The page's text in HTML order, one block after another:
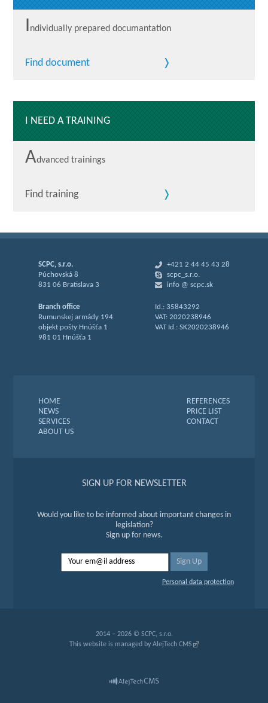
Individually prepared documantation
Find document
I NEED A TRAINING
Advanced trainings
Find training
SCPC, s.r.o.
Púchovská 8
831 06 Bratislava 3
Branch office
Rumunskej armády 194
objekt pošty Hnúšťa 1
981 01 Hnúšťa 1
+421 2 44 45 43 28
scpc_s.r.o.
info @ scpc.sk
Id.: 35843292
VAT: 2020238946
VAT Id.: SK2020238946
HOME
NEWS
SERVICES
ABOUT US
REFERENCES
PRICE LIST
CONTACT
SIGN UP FOR NEWSLETTER
Would you like to be informed about important changes in
legislation?
Sign up for news.
Personal data protection
2014 – 2026 © SCPC, s.r.o.
This website is managed by AlejTech CMS